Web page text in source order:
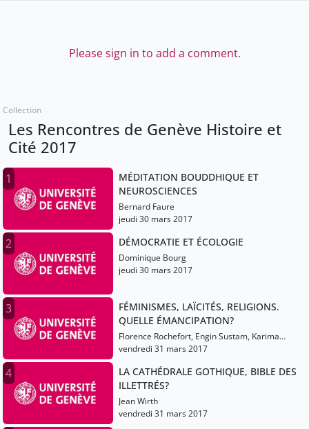
Please sign in to add a comment.
Collection
Les Rencontres de Genève Histoire et
Cité 2017
1
MÉDITATION BOUDDHIQUE ET
NEUROSCIENCES
Bernard Faure
jeudi 30 mars 2017
2 DÉMOCRATIE ET ÉCOLOGIE
Dominique Bourg
jeudi 30 mars 2017
3
FÉMINISMES, LAÏCITÉS, RELIGIONS.
QUELLE ÉMANCIPATION?
Florence Rochefort, Engin Sustam, Karima
Ramdani
vendredi 31 mars 2017
4
LA CATHÉDRALE GOTHIQUE, BIBLE DES
ILLETTRÉS?
Jean Wirth
vendredi 31 mars 2017